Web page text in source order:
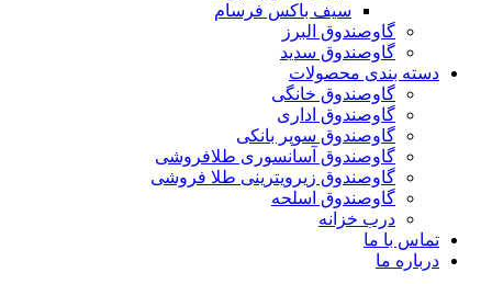
سیف باکس فرسام
گاوصندوق البرز
گاوصندوق سدید
دسته بندی محصولات
گاوصندوق خانگی
گاوصندوق اداری
گاوصندوق سوپر بانکی
گاوصندوق آسانسوری طلافروشی
گاوصندوق زیرویترینی طلا فروشی
گاوصندوق اسلحه
درب خزانه
تماس با ما
درباره ما